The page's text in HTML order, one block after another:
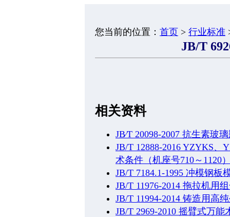
您当前的位置： 首页 > 行业标准
JB/T
相关资料
JB∕T 20098-2007 抗生素玻
JB/T 12888-2016 YZYKS
术条件（机座号710～1120
JB/T 7184.1-1995 冲模钢板
JB/T 11976-2014 拖拉机用
JB/T 11994-2014 铸造用高
JB/T 2969-2010 摇臂式万能